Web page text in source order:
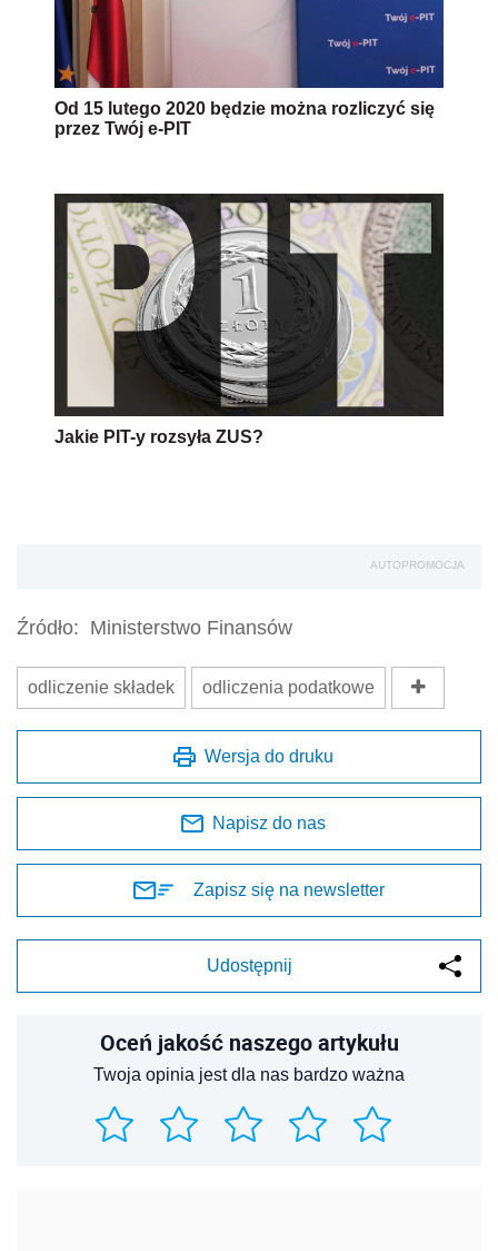
Od 15 lutego 2020 będzie można rozliczyć się
przez Twój e-PIT
Jakie PIT-y rozsyła ZUS?
AUTOPROMOCJA
Źródło: Ministerstwo Finansów
odliczenie składek odliczenia podatkowe
Wersja do druku
Napisz do nas
Zapisz się na newsletter
Udostępnij
Oceń jakość naszego artykułu
Twoja opinia jest dla nas bardzo ważna